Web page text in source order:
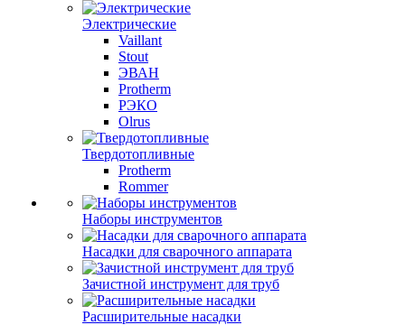
Электрические
Vaillant
Stout
ЭВАН
Protherm
РЭКО
Olrus
Твердотопливные
Protherm
Rommer
Наборы инструментов
Насадки для сварочного аппарата
Зачистной инструмент для труб
Расширительные насадки